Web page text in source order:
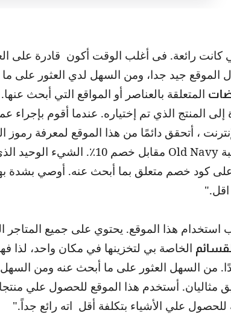
كانت رائعة. فى أغلب الوقت أكون قادرة على
الموقع جيد جدا، ومن السهل لدي العثور على
المتعلقة بالعناصر أو المواقع التي أبحث
إلى المنتج الذي تم إختياره. عندما أقوم بإجراء
، أتحقق دائمًا من هذا الموقع لمعرفة
Old Navy
مقابل خصم 10٪. الشيء
على كود خصم متعلق بما أبحث عنه. أوصي بشدة
.
"
استخدام هذا الموقع. يحتوي على جميع المتاجر
الخاصة بي لتخزينها في مكان واحد، لذا
من السهل العثور على ما أبحث عنه ومن السهل
مثاليان. أستخدم هذا الموقع للحصول علي
للحصول علي الأشياء بتكلفة أقل اته رائع جداً.
"